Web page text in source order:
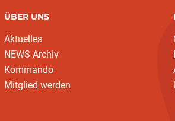
ÜBER UNS
Aktuelles
NEWS Archiv
Kommando
Mitglied werden